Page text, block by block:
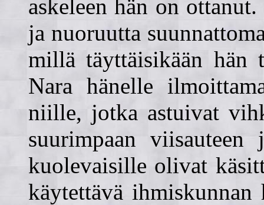
askeleen hän on
ja nuoruutta
millä täyttäisikään hän
Nara hänelle
niille, jotka astuivat
suurimpaan
kuolevaisille olivat
käytettävä